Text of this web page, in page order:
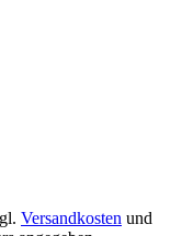
Versandkosten und